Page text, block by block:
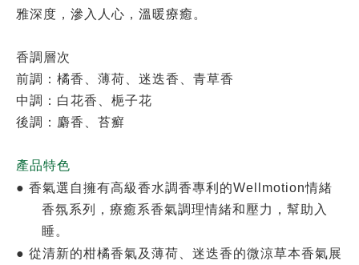
雅深度，滲入人心，溫暖療癒。
香調層次
前調：橘香、薄荷、迷迭香、青草香
中調：白花香、梔子花
後調：麝香、苔癬
產品特色
● 香氣選自擁有高級香水調香專利的Wellmotion情緒
香氛系列，療癒系香氣調理情緒和壓力，幫助入
睡。
● 從清新的柑橘香氣及薄荷、迷迭香的微涼草本香氣展